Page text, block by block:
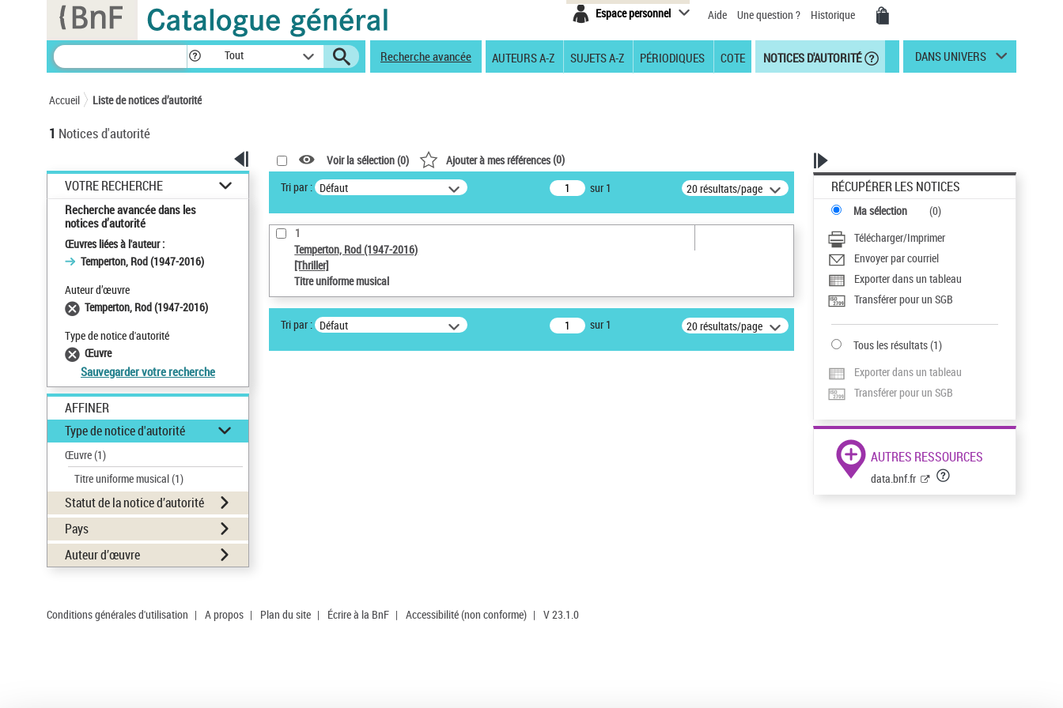
Espace personnel Aide Une question ? Historique
Tout Recherche avancée AUTEURS A-Z SUJETS A-Z PÉRIODIQUES COTE NOTICES D'AUTORITÉ DANS UNIVERS
Accueil Liste de notices d’autorité
1 Notices d'autorité
VOTRE RECHERCHE
Recherche avancée dans les
notices d’autorité
Œuvres liées à l'auteur :
Temperton, Rod (1947-2016)
Auteur d’œuvre
Temperton, Rod (1947-2016)
Type de notice d'autorité
Œuvre
Sauvegarder votre recherche
AFFINER
Type de notice d'autorité
Œuvre(1)
Titre uniforme musical(1)
Statut de la notice d’autorité
Pays
Auteur d’œuvre
Voir la sélection (0) Ajouter à mes références(0)
Tri par : Défaut sur 1 20 résultats/page
1
Temperton, Rod (1947-2016)
[Thriller]
Titre uniforme musical
Tri par : Défaut sur 1 20 résultats/page
RÉCUPÉRER LES NOTICES
Ma sélection (0)
Télécharger/Imprimer
Envoyer par courriel
Exporter dans un tableau
Transférer pour un SGB
Tous les résultats(1)
Exporter dans un tableau
Transférer pour un SGB
AUTRES RESSOURCES
data.bnf.fr
Conditions générales d'utilisation | A propos | Plan du site | Écrire à la BnF | Accessibilité (non conforme) | V 23.1.0
Panneau de gestion des cookies